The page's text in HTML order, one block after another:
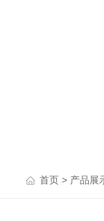
首页 > 产品展